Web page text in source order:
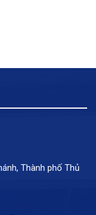
Thành phố Thủ